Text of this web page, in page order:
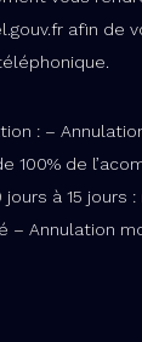
afin de
: –
100% de
jours à 15 jours
– Annulation